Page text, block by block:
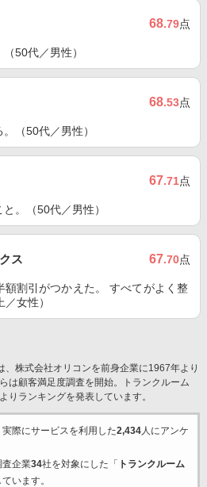
68.79点
50代／男性）
68.53点
（50代／男性）
67.71点
。（50代／男性）
ス 67.70点
額割引がつかえた。 すべてがよく整
女性）
、株式会社オリコンを前身企業に1967年より
は顧客満足度調査を開始。トランクルーム
りランキングを発表しています。
際にサービスを利用した2,434人にアンケ
査企業34社を対象にした「
トランクルーム
います。